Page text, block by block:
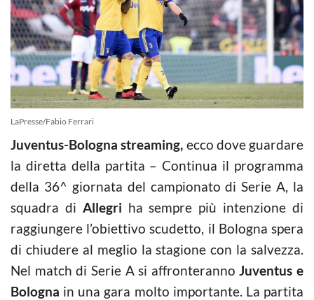
LaPresse/Fabio Ferrari
Juventus-Bologna streaming, ecco dove guardare
la diretta della partita – Continua il programma
della 36^ giornata del campionato di Serie A, la
squadra di Allegri ha sempre più intenzione di
raggiungere l’obiettivo scudetto, il Bologna spera
di chiudere al meglio la stagione con la salvezza.
Nel match di Serie A si affronterannoJuventus e
Bologna in una gara molto importante. La partita